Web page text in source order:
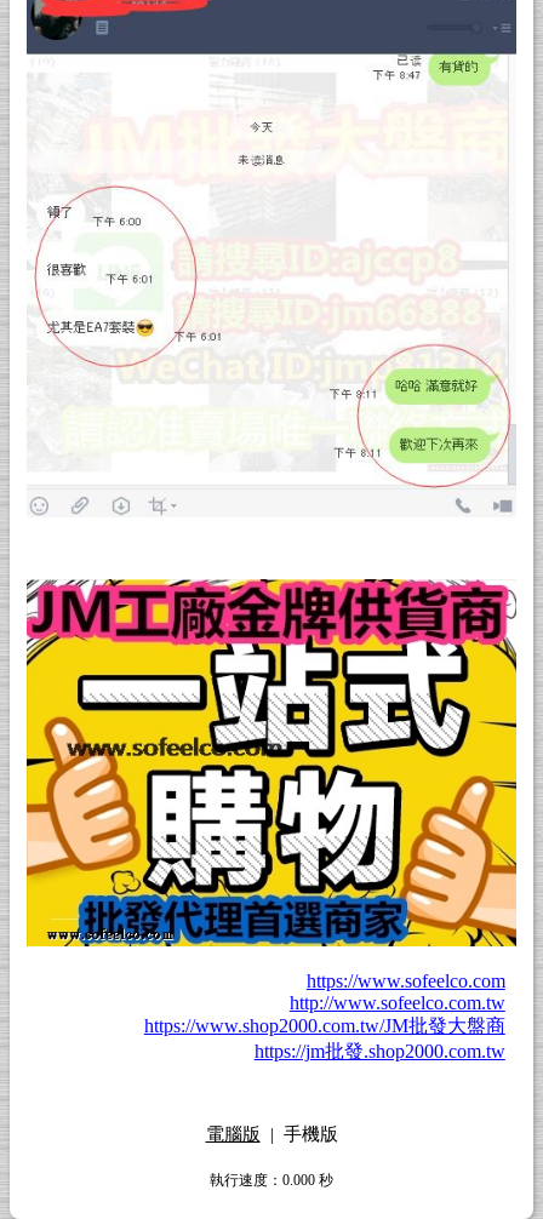
https://www.sofeelco.com
http://www.sofeelco.com.tw
https://www.shop2000.com.tw/JM批發大盤商
https://jm批發.shop2000.com.tw
電腦版 | 手機版
執行速度 ：0.000 秒